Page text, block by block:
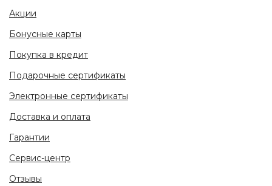
Акции
Бонусные карты
Покупка в кредит
Подарочные сертификаты
Электронные сертификаты
Доставка и оплата
Гарантии
Сервис-центр
Отзывы